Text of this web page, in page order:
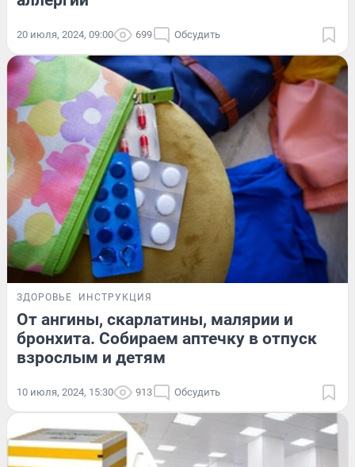
20 июля, 2024, 09:00 699 Обсудить
ЗДОРОВЬЕ ИНСТРУКЦИЯ
От ангины, скарлатины, малярии и
бронхита. Собираем аптечку в отпуск
взрослым и детям
10 июля, 2024, 15:30 913 Обсудить